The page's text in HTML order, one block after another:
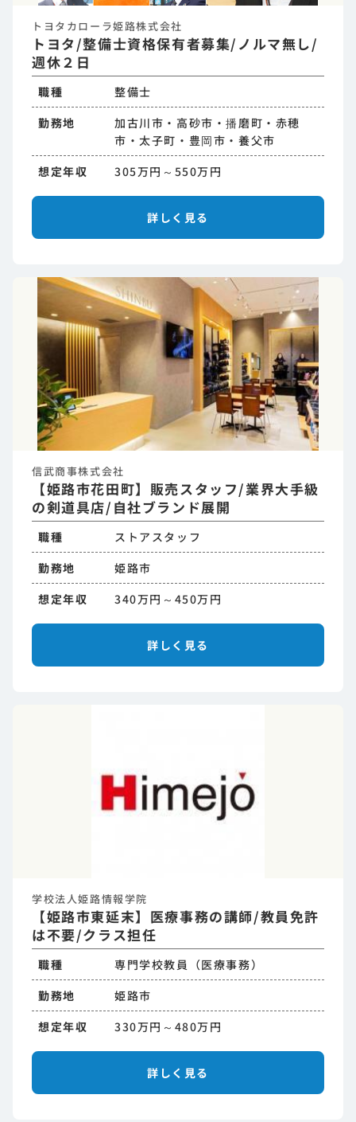
トヨタカローラ姫路株式会社
トヨタ/整備士資格保有者募集/ノルマ無し/
週休２日
職種
整備士
勤務地
加古川市・高砂市・播磨町・赤穂
市・太子町・豊岡市・養父市
想定年収
305万円～550万円
詳しく見る
信武商事株式会社
【姫路市花田町】販売スタッフ/業界大手級
の剣道具店/自社ブランド展開
職種
ストアスタッフ
勤務地
姫路市
想定年収
340万円～450万円
詳しく見る
学校法人姫路情報学院
【姫路市東延末】医療事務の講師/教員免許
は不要/クラス担任
職種
専門学校教員（医療事務）
勤務地
姫路市
想定年収
330万円～480万円
詳しく見る